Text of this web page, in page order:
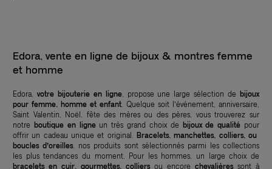
Edora, vente en ligne de bijoux & montres femme
et homme
Edora, votre bijouterie en ligne, propose une large sélection debijoux
pour femme, homme et enfant . Quelque soit l’événement, anniversaire,
Saint Valentin, Noël, fête des mères ou des pères, vous trouverez sur
notre boutique en ligneun très grand choix de bijoux de qualité pour
offrir un cadeau unique et original. Bracelets, manchettes, colliers, ou
boucles d’oreilles, nos produits sont sélectionnés parmi les collections
les plus tendances du moment. Pour les hommes, un large choix de
bracelets en cuir, gourmettes, colliersou encore chevalièressont à